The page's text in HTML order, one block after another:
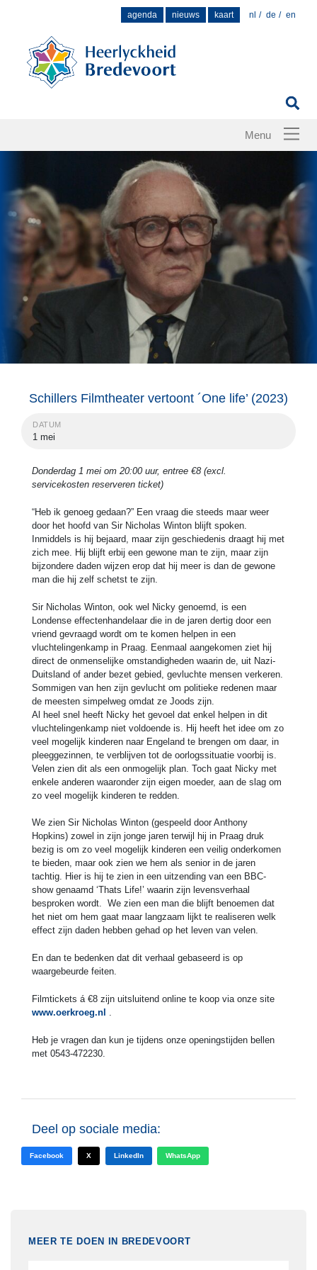
agenda nieuws kaart nl de en
Schillers Filmtheater vertoont ´One life’ (2023)
DATUM
1 mei
Donderdag 1 mei om 20:00 uur, entree €8 (excl.
servicekosten reserveren ticket)
“Heb ik genoeg gedaan?” Een vraag die steeds maar weer
door het hoofd van Sir Nicholas Winton blijft spoken.
Inmiddels is hij bejaard, maar zijn geschiedenis draagt hij met
zich mee. Hij blijft erbij een gewone man te zijn, maar zijn
bijzondere daden wijzen erop dat hij meer is dan de gewone
man die hij zelf schetst te zijn.
Sir Nicholas Winton, ook wel Nicky genoemd, is een
Londense effectenhandelaar die in de jaren dertig door een
vriend gevraagd wordt om te komen helpen in een
vluchtelingenkamp in Praag. Eenmaal aangekomen ziet hij
direct de onmenselijke omstandigheden waarin de, uit Nazi-
Duitsland of ander bezet gebied, gevluchte mensen verkeren.
Sommigen van hen zijn gevlucht om politieke redenen maar
de meesten simpelweg omdat ze Joods zijn.
Al heel snel heeft Nicky het gevoel dat enkel helpen in dit
vluchtelingenkamp niet voldoende is. Hij heeft het idee om zo
veel mogelijk kinderen naar Engeland te brengen om daar, in
pleeggezinnen, te verblijven tot de oorlogssituatie voorbij is.
Velen zien dit als een onmogelijk plan. Toch gaat Nicky met
enkele anderen waaronder zijn eigen moeder, aan de slag om
zo veel mogelijk kinderen te redden.
We zien Sir Nicholas Winton (gespeeld door Anthony
Hopkins) zowel in zijn jonge jaren terwijl hij in Praag druk
bezig is om zo veel mogelijk kinderen een veilig onderkomen
te bieden, maar ook zien we hem als senior in de jaren
tachtig. Hier is hij te zien in een uitzending van een BBC-
show genaamd ‘Thats Life!’ waarin zijn levensverhaal
besproken wordt. We zien een man die blijft benoemen dat
het niet om hem gaat maar langzaam lijkt te realiseren welk
effect zijn daden hebben gehad op het leven van velen.
En dan te bedenken dat dit verhaal gebaseerd is op
waargebeurde feiten.
Filmtickets á €8 zijn uitsluitend online te koop via onze site
www.oerkroeg.nl
Heb je vragen dan kun je tijdens onze openingstijden bellen
met 0543-472230.
Deel op sociale media:
Facebook X LinkedIn WhatsApp
MEER TE DOEN IN BREDEVOORT